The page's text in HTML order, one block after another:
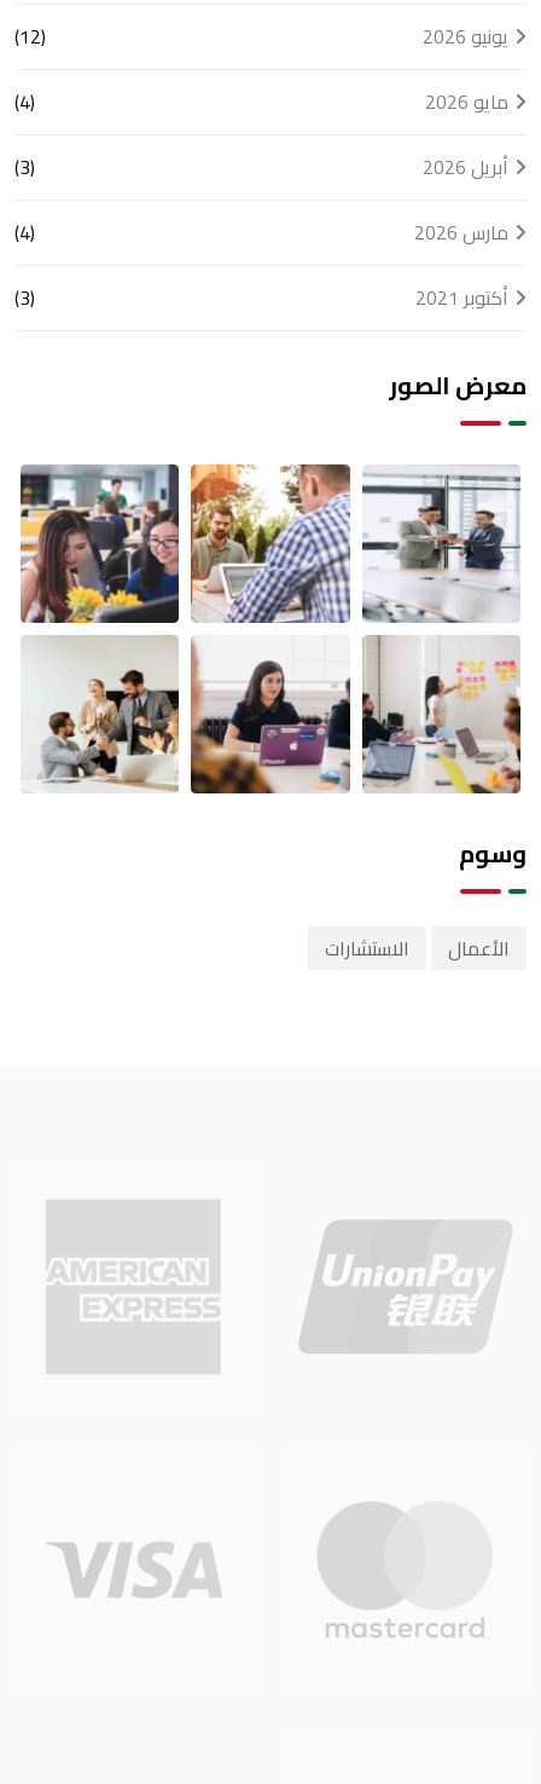
يونيو 2026
(12)
مايو 2026
(4)
أبريل 2026
(3)
مارس 2026
(4)
أكتوبر 2021
(3)
معرض الصور
وسوم
الأعمال الاستشارات